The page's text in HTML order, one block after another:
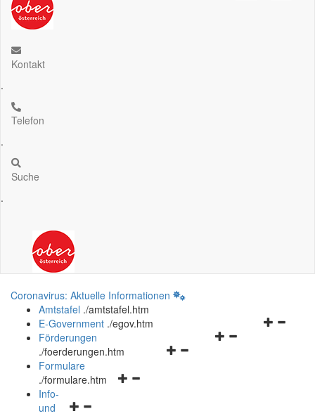
Kontakt
.
Telefon
.
Suche
.
Coronavirus: Aktuelle Informationen
Amtstafel ./amtstafel.htm
Navigationsmenü
E-Government ./egov.htm
Navigationsmenü
Förderungen
./foerderungen.htm
Navigationsmenü
Formulare
./formulare.htm
Navigationsmenü
Info-
und